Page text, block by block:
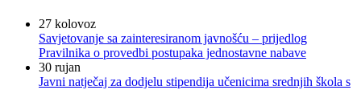
27 kolovoz
Savjetovanje sa zainteresiranom javnošću – prijedlog
Pravilnika o provedbi postupaka jednostavne nabave
30 rujan
Javni natječaj za dodjelu stipendija učenicima srednjih škola s